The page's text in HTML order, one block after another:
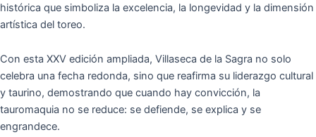
histórica que simboliza la excelencia, la longevidad y la dimensión
artística del toreo.
Con esta XXV edición ampliada, Villaseca de la Sagra no solo
celebra una fecha redonda, sino que reafirma su liderazgo cultural
y taurino, demostrando que cuando hay convicción, la
tauromaquia no se reduce: se defiende, se explica y se
engrandece.